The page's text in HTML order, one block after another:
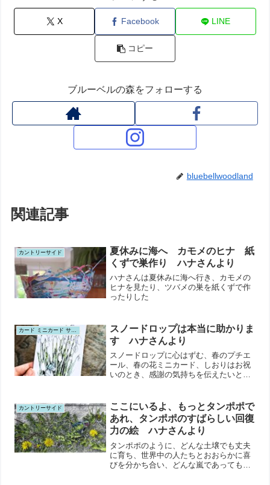
X Facebook LINE
コピー
ブルーベルの森をフォローする
bluebellwoodland
関連記事
カントリーサイド
夏休みに海へ カモメのヒナ 紙
くずで巣作り ハナさんより
ハナさんは夏休みに海へ行き、カモメの
ヒナを見たり、ツバメの巣を紙くずで作
ったりした
カード ミニカード サンキューカード ポストカード
スノードロップは本当に助かりま
す ハナさんより
スノードロップに心はずむ、春のプチエ
ール、春の花ミニカード、しおりはお祝
いのとき、感謝の気持ちを伝えたいと
カントリーサイド
ここにいるよ、もっとタンポポで
あれ、タンポポのすばらしい回復
力の絵 ハナさんより
タンポポのように、どんな土壌でも丈夫
に育ち、世界中の人たちとおおらかに喜
びを分かち合い、どんな嵐であっても軽